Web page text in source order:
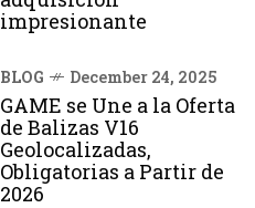
impresionante
BLOG December 24, 2025
GAME se Une a la Oferta
de Balizas V16
Geolocalizadas,
Obligatorias a Partir de
2026